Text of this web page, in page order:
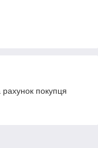
покупця